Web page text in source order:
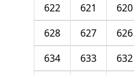
620
621
622
626
627
628
632
633
634